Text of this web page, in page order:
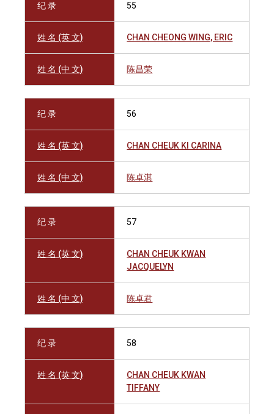
纪 录 55
姓 名 (英 文) CHAN CHEONG WING, ERIC
姓 名 (中 文) 陈昌荣
纪 录 56
姓 名 (英 文) CHAN CHEUK KI CARINA
姓 名 (中 文) 陈卓淇
纪 录 57
姓 名 (英 文)
CHAN CHEUK KWAN
JACQUELYN
姓 名 (中 文) 陈卓君
纪 录 58
姓 名 (英 文)
CHAN CHEUK KWAN
TIFFANY